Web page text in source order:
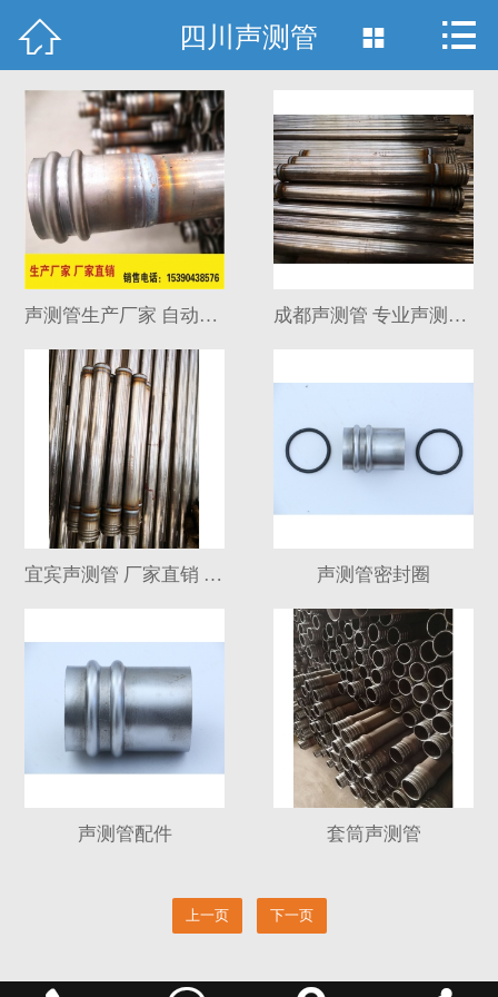
 首页
关于我们
产品展示
工程案例
成都声测管
客户留言
 四川声测管  
声测管生产厂家 自动化焊接 成都声测管 专业声测管生产厂家
宜宾声测管 厂家直销 质量保证 声测管密封圈
声测管配件 套筒声测管
上一页 下一页